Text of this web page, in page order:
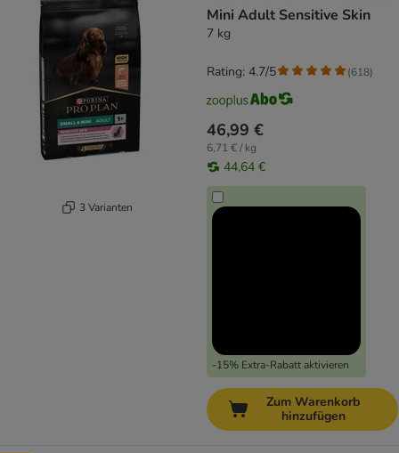
3 Varianten
Mini Adult Sensitive Skin
7 kg
46,99 €
6,71 € / kg
44,64 €
-15% Extra-Rabatt aktivieren
Rating: 4.7/5 (618)
Zum Warenkorb
hinzufügen